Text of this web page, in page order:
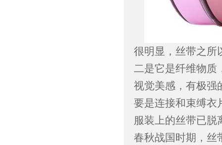
很明显，丝带之所
二是它是纤维物质
视觉美感，有极强
要是连接和束缚衣
服装上的丝带已脱
春秋战国时期，丝